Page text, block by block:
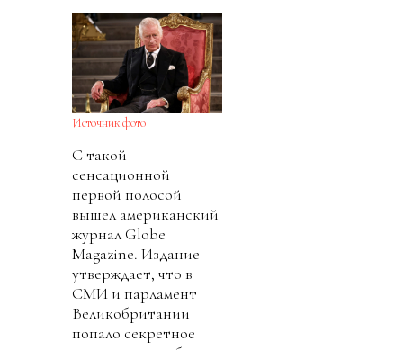
Источник фото
С такой
сенсационной
первой полосой
вышел американский
журнал Globe
Magazine. Издание
утверждает, что в
СМИ и парламент
Великобритании
попало секретное